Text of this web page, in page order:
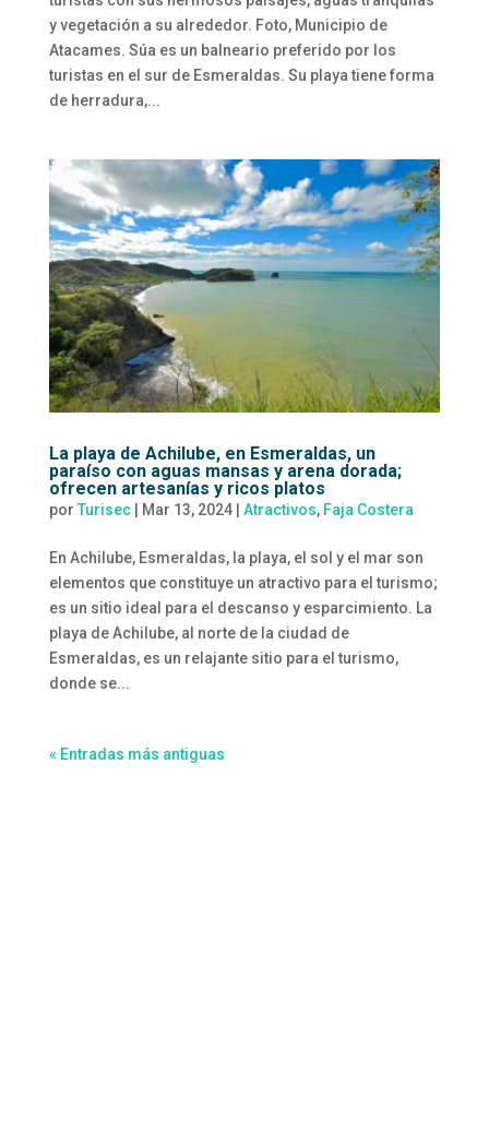
y vegetación a su alrededor. Foto, Municipio de
Atacames. Súa es un balneario preferido por los
turistas en el sur de Esmeraldas. Su playa tiene forma
de herradura,...
La playa de Achilube, en Esmeraldas, un
paraíso con aguas mansas y arena dorada;
ofrecen artesanías y ricos platos
por Turisec| Mar 13, 2024| Atractivos, Faja Costera
En Achilube, Esmeraldas, la playa, el sol y el mar son
elementos que constituye un atractivo para el turismo;
es un sitio ideal para el descanso y esparcimiento. La
playa de Achilube, al norte de la ciudad de
Esmeraldas, es un relajante sitio para el turismo,
donde se...
« Entradas más antiguas